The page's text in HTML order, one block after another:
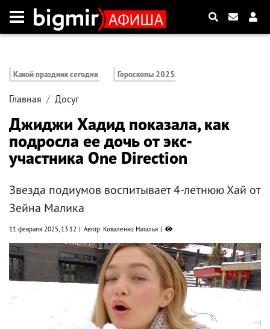
Какой праздник сегодня Гороскопы 2025
Главная Досуг
Джиджи Хадид показала, как
подросла ее дочь от экс-
участника One Direction
Звезда подиумов воспитывает 4-летнюю Хай от
Зейна Малика
11 февраля 2025, 13:12 Автор: Коваленко Наталья